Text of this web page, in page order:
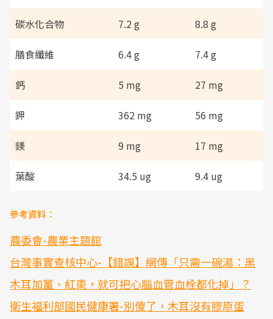
碳水化合物 7.2 g 8.8 g
膳食纖維 6.4 g 7.4 g
鈣 5 mg 27 mg
鉀 362 mg 56 mg
鎂 9 mg 17 mg
葉酸 34.5 ug 9.4 ug
參考資料：
農委會-農業主題館
台灣事實查核中心-【錯誤】網傳「只需一碗湯：黑
木耳加薑、紅棗，就可把心腦血管血栓都化掉」？
衛生福利部國民健康署-別傻了，木耳沒有膠原蛋